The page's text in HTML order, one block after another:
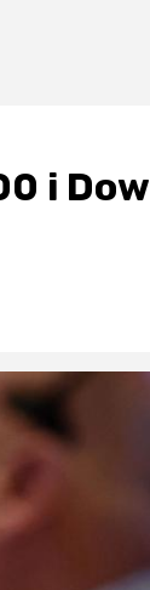
i Dow